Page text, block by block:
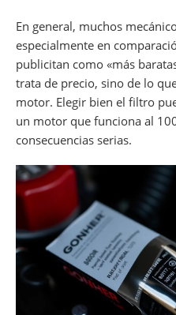
En general, muchos
especialmente en
publicitan como «más
trata de precio, sino de lo
motor. Elegir bien el filtro
un motor que funciona al
consecuencias serias.